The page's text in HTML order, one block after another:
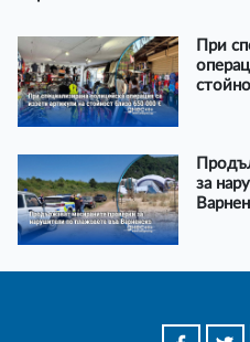
При
за